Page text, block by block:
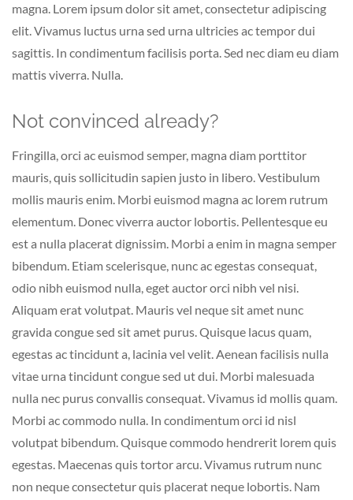
magna. Lorem ipsum dolor sit amet, consectetur adipiscing
elit. Vivamus luctus urna sed urna ultricies ac tempor dui
sagittis. In condimentum facilisis porta. Sed nec diam eu diam
mattis viverra. Nulla.
Not convinced already?
Fringilla, orci ac euismod semper, magna diam porttitor
mauris, quis sollicitudin sapien justo in libero. Vestibulum
mollis mauris enim. Morbi euismod magna ac lorem rutrum
elementum. Donec viverra auctor lobortis. Pellentesque eu
est a nulla placerat dignissim. Morbi a enim in magna semper
bibendum. Etiam scelerisque, nunc ac egestas consequat,
odio nibh euismod nulla, eget auctor orci nibh vel nisi.
Aliquam erat volutpat. Mauris vel neque sit amet nunc
gravida congue sed sit amet purus. Quisque lacus quam,
egestas ac tincidunt a, lacinia vel velit. Aenean facilisis nulla
vitae urna tincidunt congue sed ut dui. Morbi malesuada
nulla nec purus convallis consequat. Vivamus id mollis quam.
Morbi ac commodo nulla. In condimentum orci id nisl
volutpat bibendum. Quisque commodo hendrerit lorem quis
egestas. Maecenas quis tortor arcu. Vivamus rutrum nunc
non neque consectetur quis placerat neque lobortis. Nam